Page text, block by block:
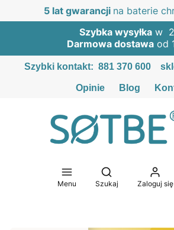
5 lat gwarancji na baterie
Szybka wysyłka w
Darmowa dostawa od
Szybki kontakt: 881 370 600
Opinie Blog
Menu
Otwórz
Szukaj Zaloguj się